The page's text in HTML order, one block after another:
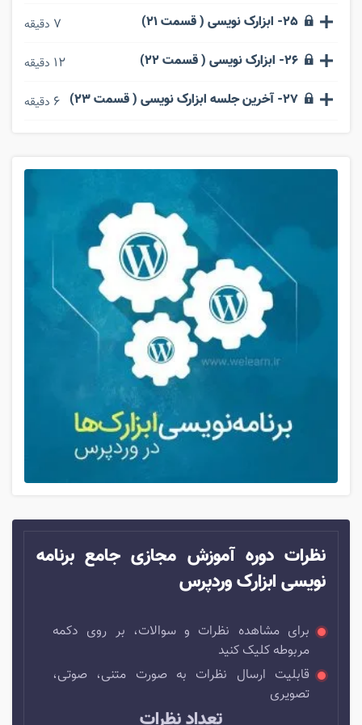
25- ابزارک نویسی ( قسمت 21) 7 دقیقه
26- ابزارک نویسی ( قسمت 22) 12 دقیقه
27- آخرین جلسه ابزارک نویسی ( قسمت 23) 6 دقیقه
نظرات دوره آموزش مجازی جامع برنامه
نویسی ابزارک وردپرس
برای مشاهده نظرات و سوالات، بر روی دکمه
مربوطه کلیک کنید
قابلیت ارسال نظرات به صورت متنی، صوتی،
تصویری